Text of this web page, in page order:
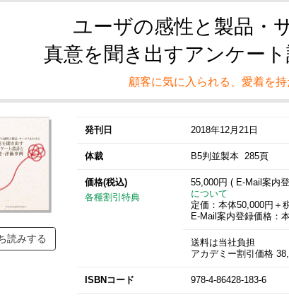
ユーザの感性と製品・
真意を聞き出すアンケー
顧客に気に入られる、愛着を持
読みする
発刊日 2018年12月21日
体裁 B5判並製本 285頁
価格(税込)
各種割引特典
55,000円 ( E-Mail案内
について
定価：本体50,000円＋
E-Mail案内登録価格：
送料は当社負担
アカデミー割引価格
ISBNコード 978-4-86428-183-6